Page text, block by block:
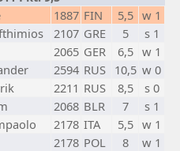
1887 FIN 5,5 w 1
2107 GRE 5
s 1
2065 GER 6,5 w 1
2594 RUS 10,5 w 0
2211 RUS 8,5
s 0
2068 BLR 7
s 1
2178 ITA 5,5 w 1
2178 POL 8
w 1